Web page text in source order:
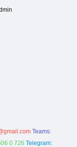
Teams:
0 726 Telegram: